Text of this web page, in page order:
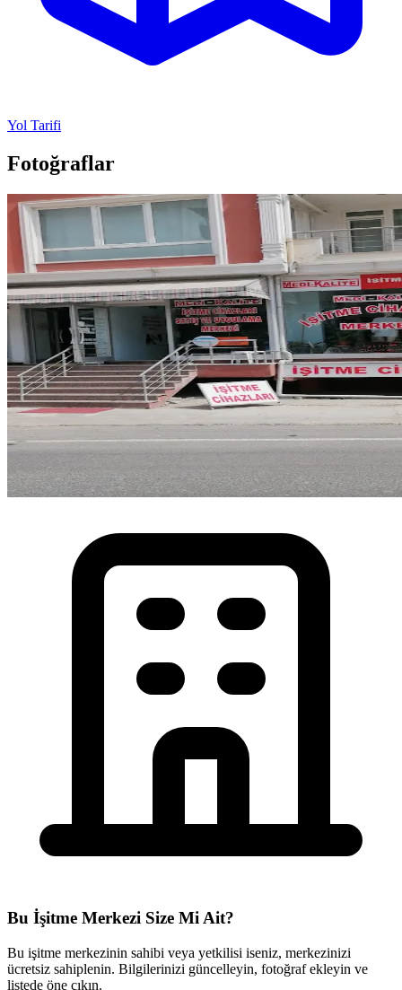
Yol Tarifi
Fotoğraflar
Bu İşitme Merkezi Size Mi Ait?
Bu işitme merkezinin sahibi veya yetkilisi iseniz, merkezinizi
ücretsiz sahiplenin. Bilgilerinizi güncelleyin, fotoğraf ekleyin ve
listede öne çıkın.